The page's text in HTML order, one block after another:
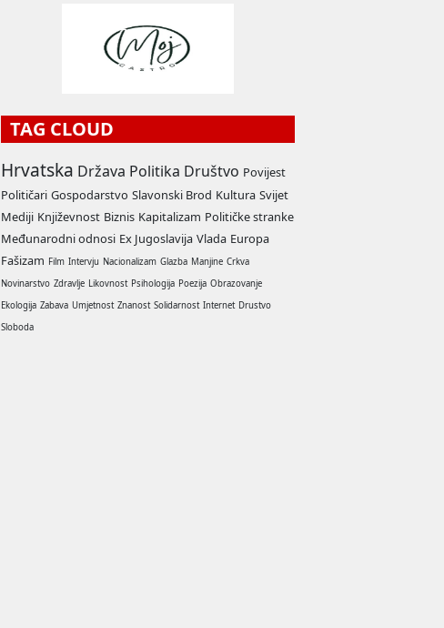
TAG CLOUD
Hrvatska Država Politika Društvo Povijest
Političari Gospodarstvo Slavonski Brod Kultura Svijet
Mediji Književnost Biznis Kapitalizam Političke stranke
Međunarodni odnosi Ex Jugoslavija Vlada Europa
Fašizam Film Intervju Nacionalizam Glazba Manjine Crkva
Novinarstvo Zdravlje Likovnost Psihologija Poezija Obrazovanje
Ekologija Zabava Umjetnost Znanost Solidarnost Internet Drustvo
Sloboda